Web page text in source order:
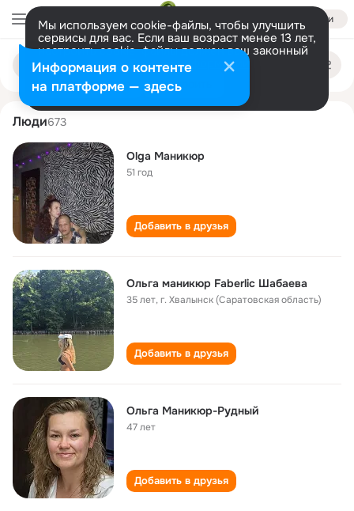
Войти
Мы используем cookie-файлы, чтобы улучшить
сервисы для вас. Если ваш возраст менее 13 лет,
настроить cookie-файлы должен ваш законный
представитель. Больше информации
Разрешить все Настроить
Поиск
людям
olga manikyur
Люди673
Olga Маникюр
51 год
Добавить в друзья
Ольга маникюр Faberlic Шабаева
35 лет,г. Хвалынск (Саратовская область)
Добавить в друзья
Ольга Маникюр-Рудный
47 лет
Добавить в друзья
Информация о контенте
на платформе — здесь